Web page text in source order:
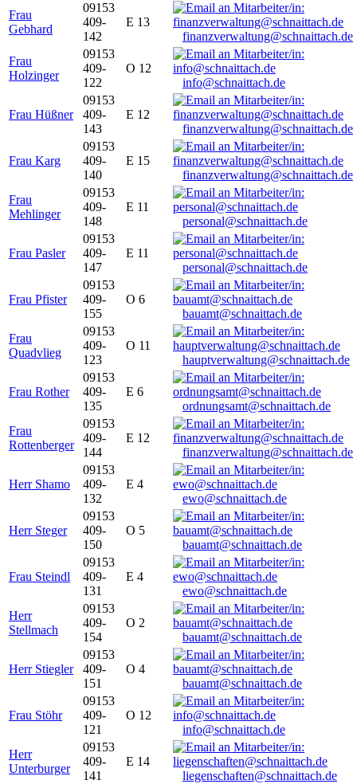
Frau
Gebhard
09153
409-
142
E 13
finanzverwaltung@schnaittach.de
Frau
Holzinger
09153
409-
122
O 12
info@schnaittach.de
Frau Hüßner
09153
409-
143
E 12
finanzverwaltung@schnaittach.de
Frau Karg
09153
409-
140
E 15
finanzverwaltung@schnaittach.de
Frau
Mehlinger
09153
409-
148
E 11
personal@schnaittach.de
Frau Pasler
09153
409-
147
E 11
personal@schnaittach.de
Frau Pfister
09153
409-
155
O 6
bauamt@schnaittach.de
Frau
Quadvlieg
09153
409-
123
O 11
hauptverwaltung@schnaittach.de
Frau Rother
09153
409-
135
E 6
ordnungsamt@schnaittach.de
Frau
Rottenberger
09153
409-
144
E 12
finanzverwaltung@schnaittach.de
Herr Shamo
09153
409-
132
E 4
ewo@schnaittach.de
Herr Steger
09153
409-
150
O 5
bauamt@schnaittach.de
Frau Steindl
09153
409-
131
E 4
ewo@schnaittach.de
Herr
Stellmach
09153
409-
154
O 2
bauamt@schnaittach.de
Herr Stiegler
09153
409-
151
O 4
bauamt@schnaittach.de
Frau Stöhr
09153
409-
121
O 12
info@schnaittach.de
Herr
Unterburger
09153
409-
141
E 14
liegenschaften@schnaittach.de